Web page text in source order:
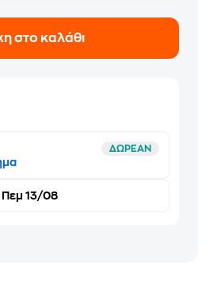
στο καλάθι
ΔΩΡΕΑΝ
13/08